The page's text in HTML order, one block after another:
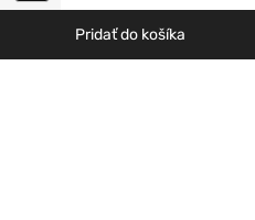
Pridať do košíka